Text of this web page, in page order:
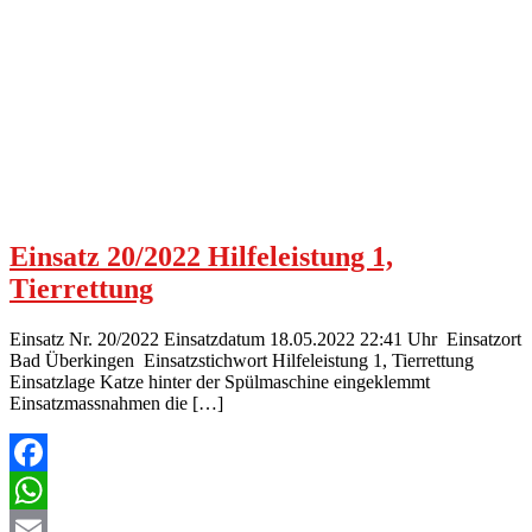
Einsatz 20/2022 Hilfeleistung 1,
Tierrettung
Einsatz Nr. 20/2022 Einsatzdatum 18.05.2022 22:41 Uhr Einsatzort
Bad Überkingen Einsatzstichwort Hilfeleistung 1, Tierrettung
Einsatzlage Katze hinter der Spülmaschine eingeklemmt
Einsatzmassnahmen die […]
Facebook
WhatsApp